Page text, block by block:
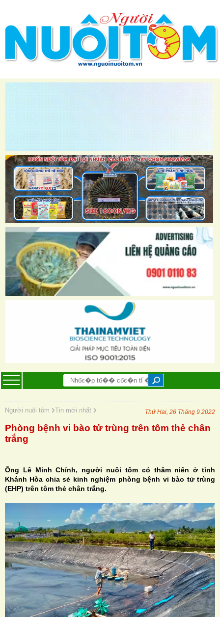
Người nuôi tôm Tin mới nhất Thứ Hai, 26 Tháng 9 2022
Phòng bệnh vi bào tử trùng trên tôm thẻ chân
trắng
Ông Lê Minh Chính, người nuôi tôm có thâm niên ở tỉnh
Khánh Hòa chia sẻ kinh nghiệm phòng bệnh vi bào tử trùng
(EHP) trên tôm thẻ chân trắng.